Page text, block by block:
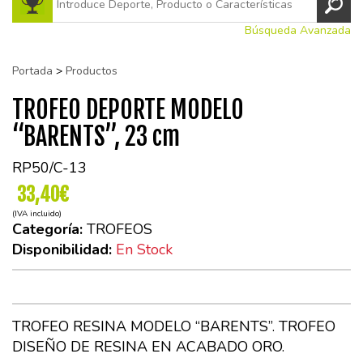
Búsqueda Avanzada
Portada > Productos
TROFEO DEPORTE MODELO
“BARENTS”, 23 cm
RP50/C-13
33,40€
(IVA incluido)
Categoría: TROFEOS
Disponibilidad: En Stock
TROFEO RESINA MODELO “BARENTS”. TROFEO
DISEÑO DE RESINA EN ACABADO ORO.